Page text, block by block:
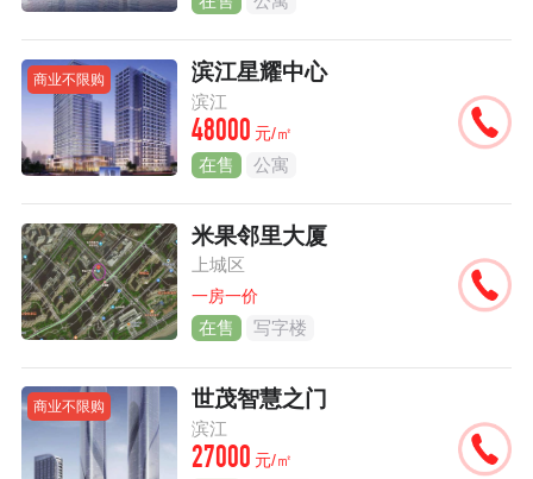
商业不限购 滨江星耀中心
滨江
48000 元/㎡
在售 公寓
米果邻里大厦
上城区
一房一价
在售 写字楼
商业不限购 世茂智慧之门
滨江
27000 元/㎡